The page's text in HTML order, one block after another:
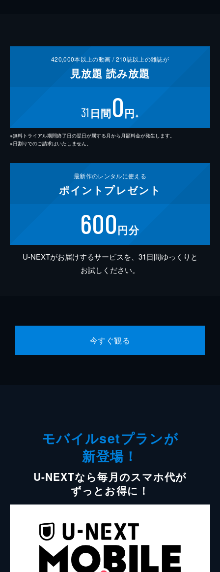
420,000本以上の動画 /210誌以上の雑誌が
見放題 読み放題
31 日間0円 ※
※無料トライアル期間終了日の翌日が属する月から月額料金が発生します。
※日割りでのご請求はいたしません。
最新作のレンタルに使える
ポイント プレゼント
600円分
U-NEXTがお届けするサービスを、31日間ゆっくりと
お試しください。
今すぐ観る
モバイルsetプランが
新登場！
U-NEXTなら毎月のスマホ代が
ずっとお得に！